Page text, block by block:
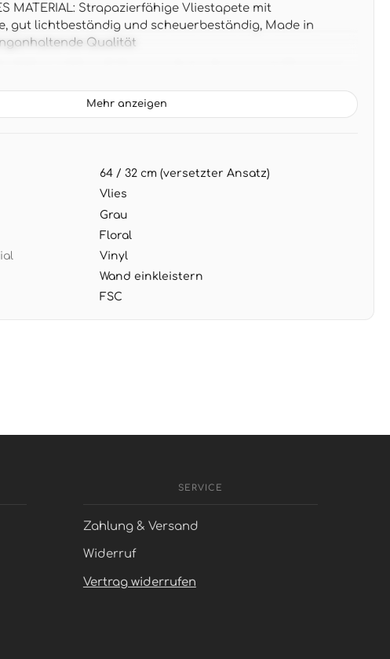
MATERIAL: Strapazierfähige Vliestapete mit
gut lichtbeständig und scheuerbeständig, Made in
Qualität
in warmem Grau mit leicht glänzenden goldenen
Wand einkleistern, Tapete trocken aufbringen
abziehbar für mühelose Renovierung
Mehr anzeigen
64 / 32 cm (versetzter Ansatz)
Vlies
Grau
Floral
Vinyl
Wand einkleistern
FSC
SERVICE
Zahlung & Versand
Widerruf
Vertrag widerrufen